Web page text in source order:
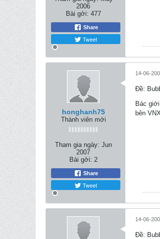
2006
Bài gởi: 477
Share
Tweet
honghanh75
Thành viên mới
Tham gia ngày: Jun
2007
Bài gởi: 2
Share
Tweet
14-06-
Ðề:
Bác
bên
14-06-
Ðề: